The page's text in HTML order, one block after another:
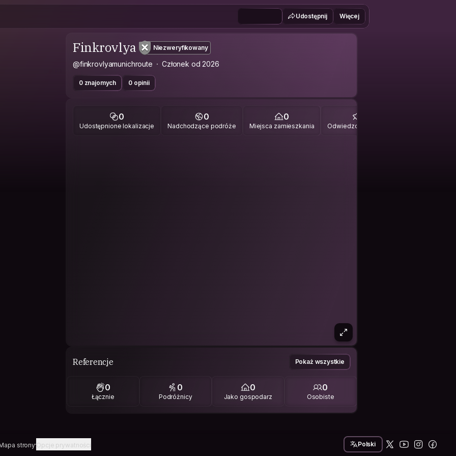
Udostępnij Więcej
Finkrovlya Niezweryfikowany
@finkrovlyamunichroute Członek od 2026
0 znajomych 0 opinii
0
Udostępnione lokalizacje
0
Nadchodzące podróże
0
Miejsca zamieszkania Odwiedzone miejsca
Referencje Pokaż wszystkie
0
Łącznie
0
Podróżnicy
0
Jako gospodarz
0
Osobiste
stronyOpcje prywatności Polski